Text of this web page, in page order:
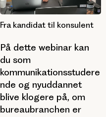
Fra kandidat til konsulent
På dette webinar kan
du som
kommunikationsstudere
nde og nyuddannet
blive klogere på, om
bureaubranchen er